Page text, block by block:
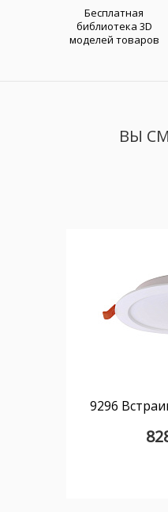
Бесплатная
библиотека 3D
моделей товаров
ВЫ